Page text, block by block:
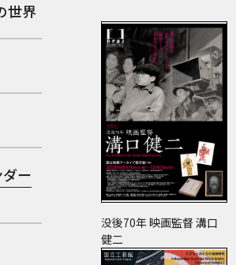
世界
ー
没後70年 映画監督 溝口
健二